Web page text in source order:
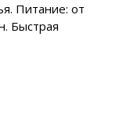
Питание: от
Быстрая